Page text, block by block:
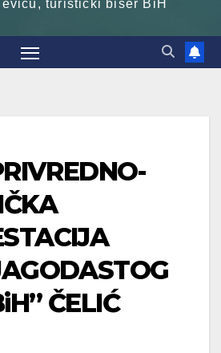
turistički biser BiH
ČELIĆ